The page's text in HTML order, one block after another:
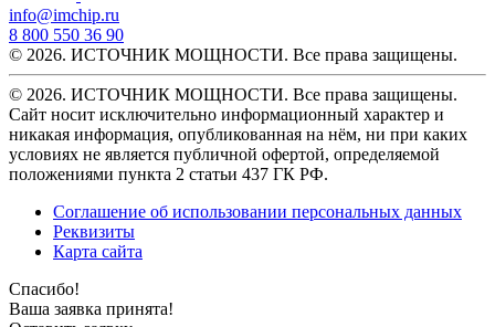
info@imchip.ru
8 800 550 36 90
© 2026. ИСТОЧНИК МОЩНОСТИ. Все права защищены.
© 2026. ИСТОЧНИК МОЩНОСТИ. Все права защищены.
Сайт носит исключительно информационный характер и
никакая информация, опубликованная на нём, ни при каких
условиях не является публичной офертой, определяемой
положениями пункта 2 статьи 437 ГК РФ.
Соглашение об использовании персональных данных
Реквизиты
Карта сайта
Спасибо!
Ваша заявка принята!